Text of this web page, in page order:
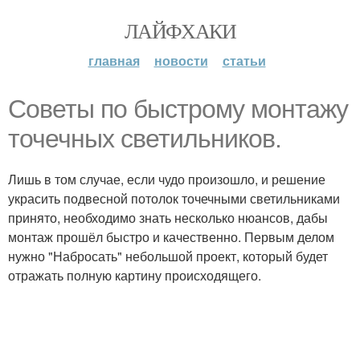
ЛАЙФХАКИ
главная новости статьи
Советы по быстрому монтажу
точечных светильников.
Лишь в том случае, если чудо произошло, и решение
украсить подвесной потолок точечными светильниками
принято, необходимо знать несколько нюансов, дабы
монтаж прошёл быстро и качественно. Первым делом
нужно "Набросать" небольшой проект, который будет
отражать полную картину происходящего.